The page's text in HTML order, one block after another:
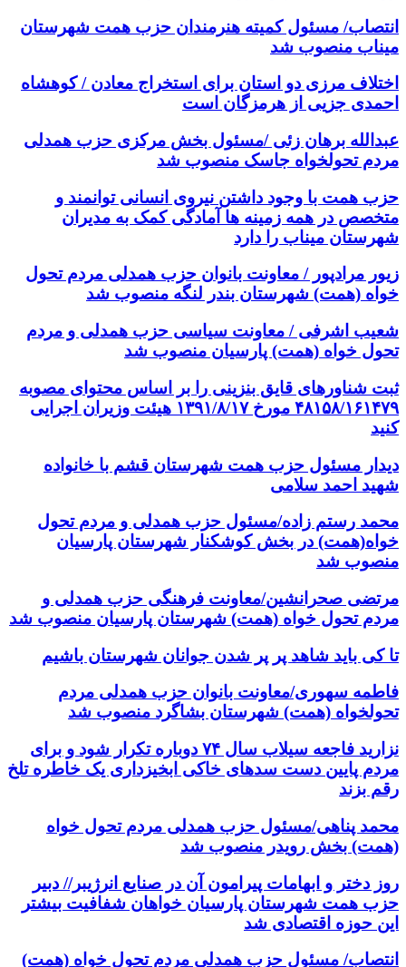
انتصاب/ مسئول کمیته هنرمندان حزب همت شهرستان
میناب منصوب شد
اختلاف مرزی دو استان برای استخراج معادن / کوهشاه
احمدی جزیی از هرمزگان است
عبدالله برهان زئی /مسئول بخش مرکزی حزب همدلی
مردم تحولخواه جاسک منصوب شد
حزب همت با وجود داشتن نیروی انسانی توانمند و
متخصص در همه زمینه ها آمادگی کمک به مدیران
شهرستان میناب را دارد
زیور مرادپور / معاونت بانوان حزب همدلی مردم تحول
خواه (همت) شهرستان بندر لنگه منصوب شد
شعیب اشرفی / معاونت سیاسی حزب همدلی و مردم
تحول خواه (همت) پارسیان منصوب شد
ثبت شناورهای قایق بنزینی را بر اساس محتوای مصوبه
۴۸۱۵۸/۱۶۱۴۷۹ مورخ ۱۳۹۱/۸/۱۷ هیئت وزیران اجرایی
کنید
دیدار مسئول حزب همت شهرستان قشم با خانواده
شهید احمد سلامی
محمد رستم زاده/مسئول حزب همدلی و مردم تحول
خواه(همت) در بخش کوشکنار شهرستان پارسیان
منصوب شد
مرتضی صحرانشین/معاونت فرهنگی حزب همدلی و
مردم تحول خواه (همت) شهرستان پارسیان منصوب شد
تا کی باید شاهد پر پر شدن جوانان شهرستان باشیم
فاطمه سهوری/معاونت بانوان حزب همدلی مردم
تحولخواه (همت) شهرستان بشاگرد منصوب شد
نزارید فاجعه سیلاب سال ۷۴ دوباره تکرار شود و برای
مردم پایین دست سدهای خاکی ابخیزداری یک خاطره تلخ
رقم بزند
محمد پناهی/مسئول حزب همدلی مردم تحول خواه
(همت) بخش رویدر منصوب شد
روز دختر و ابهامات پیرامون آن در صنایع انرژیبر// دبیر
حزب همت شهرستان پارسیان خواهان شفافیت بیشتر
این حوزه اقتصادی شد
انتصاب/ مسئول حزب همدلی مردم تحول خواه (همت)